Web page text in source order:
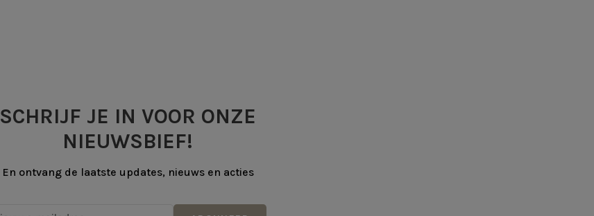
SCHRIJF JE IN VOOR ONZE
NIEUWSBIEF!
En ontvang de laatste updates, nieuws en acties